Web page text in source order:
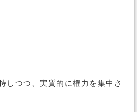
しつつ、実質的に権力を集中さ